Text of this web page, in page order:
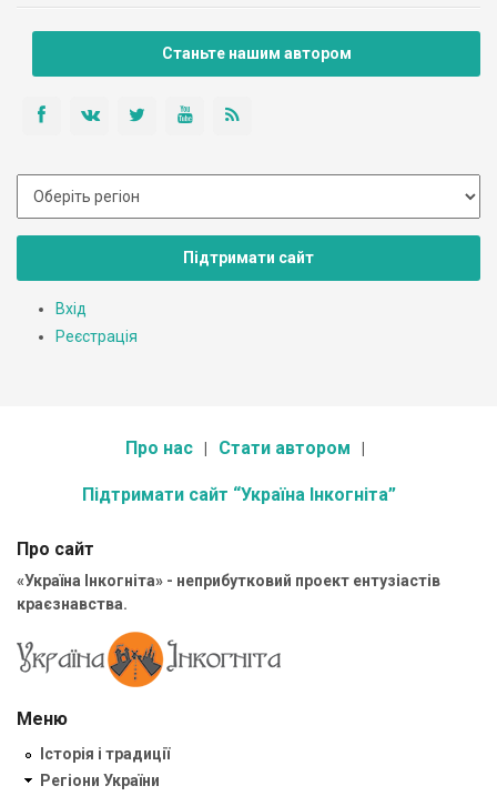
Станьте нашим автором
Підтримати сайт
Вхід
Реєстрація
Про нас Стати автором
Підтримати сайт “Україна Інкогніта”
Про сайт
«Україна Інкогніта» - неприбутковий проект ентузіастів
краєзнавства.
Меню
Історія і традиції
Регіони України